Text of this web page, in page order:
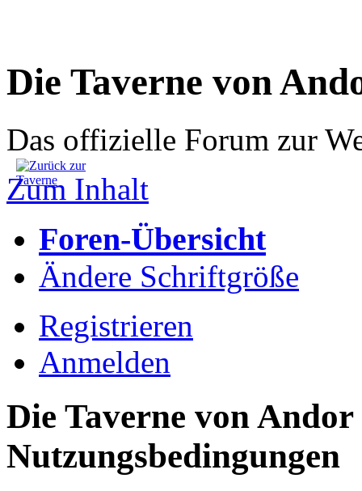
Die Taverne von
Das offizielle Forum zur
Zum Inhalt
Foren-Übersicht
Ändere Schriftgröße
Registrieren
Anmelden
Die Taverne von Andor
Nutzungsbedingungen